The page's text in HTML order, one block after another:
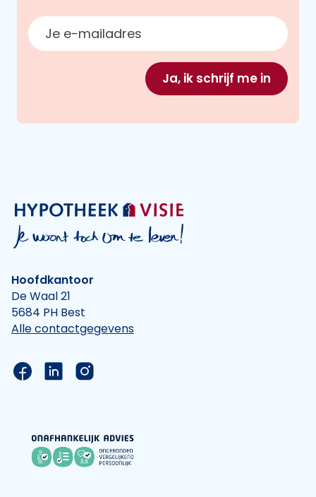
E-mailadres
Ja, ik schrijf me in
Hoofdkantoor
De Waal 21
5684 PH Best
Alle contactgegevens
Link naar de Facebook pagina van Hypotheek
Link naar de LinkedIn pagina van
Link naar de Instagram pagina van